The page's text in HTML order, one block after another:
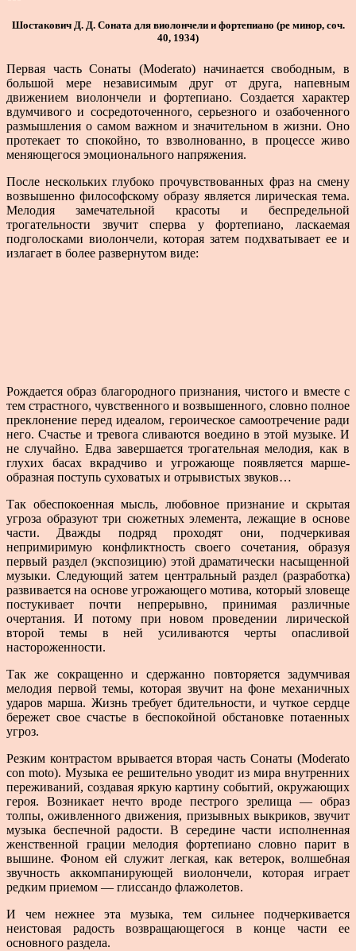
Шостакович Д. Д. Соната для виолончели и фортепиано (ре минор, соч.
40, 1934)
Первая часть Сонаты (Moderato) начинается сво­бодным, в
большой мере независимым друг от друга, напевным
движением виолончели и фортепиано. Соз­дается характер
вдумчивого и сосредоточенного, серьез­ного и озабоченного
размышления о самом важном и значительном в жизни. Оно
протекает то спокойно, то взволнованно, в процессе живо
меняющегося эмоцио­нального напряжения.
После нескольких глубоко прочувствованных фраз на смену
возвышенно философскому образу является лирическая тема.
Мелодия замечательной красоты и беспредельной
трогательности звучит сперва у фор­тепиано, ласкаемая
подголосками виолончели, которая затем подхватывает ее и
излагает в более разверну­том виде:
Рождается образ благородного признания, чистого и вместе с
тем страстного, чувственного и возвышен­ного, словно полное
преклонение перед идеалом, герои­ческое самоотречение ради
него. Счастье и тревога сли­ваются воедино в этой музыке. И
не случайно. Едва завершается трогательная мелодия, как в
глу­хих басах вкрадчиво и угрожающе появляется марше-
образная поступь суховатых и отрывистых звуков…
Так обеспокоенная мысль, любовное признание и скрытая
угроза образуют три сюжетных элемента, лежащие в основе
части. Дважды подряд проходят они, подчеркивая
непримиримую конфликтность своего со­четания, образуя
первый раздел (экспозицию) этой драматически насыщенной
музыки. Следующий затем центральный раздел (разработка)
развивается на основе угрожающего мотива, который зловеще
постукивает почти непрерывно, принимая раз­личные
очертания. И потому при новом проведении лирической
второй темы в ней усиливаются черты опас­ливой
настороженности.
Так же сокращенно и сдержанно повторяется задум­чивая
мелодия первой темы, которая звучит на фоне механичных
ударов марша. Жизнь требует бдительно­сти, и чуткое сердце
бережет свое счастье в беспокойной обстановке потаенных
угроз.
Резким контрастом врывается вторая часть Сонаты (Moderato
con moto). Музыка ее решительно уводит из мира внутренних
переживаний, создавая яркую кар­тину событий, окружающих
героя. Возникает нечто вроде пестрого зрелища — образ
толпы, оживленного движения, призывных выкриков, звучит
музыка беспечной радости. В середине части исполненная
женственной грации мелодия фортепиано словно парит в
вышине. Фоном ей служит легкая, как ветерок, волшебная
звуч­ность аккомпанирующей виолончели, которая играет
редким приемом — глиссандо флажолетов.
И чем нежнее эта музыка, тем сильнее подчерки­вается
неистовая радость возвращающегося в конце части ее
основного раздела.